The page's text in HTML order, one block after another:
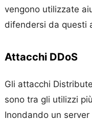
vengono utilizzate
difendersi da questi
Attacchi DDoS
Gli attacchi
sono tra gli utilizzi
Inondando un